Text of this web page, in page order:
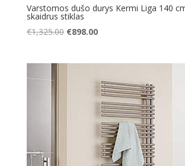
Varstomos dušo durys Kermi Liga 140
skaidrus stiklas
€1,325.00 Original
€898.00Current